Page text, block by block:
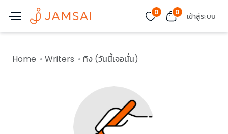
0 0 เข้าสู่ระบบ
Home Writers ทิง (วันนี้เจอนั่น)